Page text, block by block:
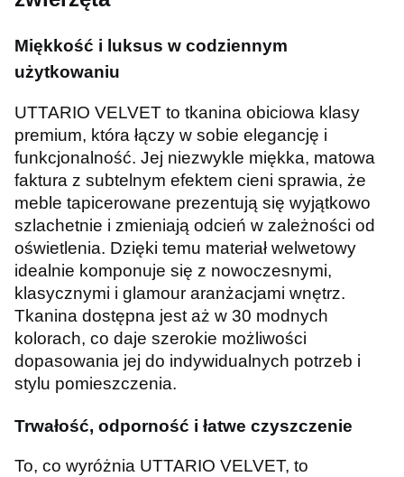
Miękkość i luksus w codziennym
użytkowaniu
UTTARIO VELVET to tkanina obiciowa klasy
premium, która łączy w sobie elegancję i
funkcjonalność. Jej niezwykle miękka, matowa
faktura z subtelnym efektem cieni sprawia, że
meble tapicerowane prezentują się wyjątkowo
szlachetnie i zmieniają odcień w zależności od
oświetlenia. Dzięki temu materiał welwetowy
idealnie komponuje się z nowoczesnymi,
klasycznymi i glamour aranżacjami wnętrz.
Tkanina dostępna jest aż w 30 modnych
kolorach, co daje szerokie możliwości
dopasowania jej do indywidualnych potrzeb i
stylu pomieszczenia.
Trwałość, odporność i łatwe czyszczenie
To, co wyróżnia UTTARIO VELVET, to